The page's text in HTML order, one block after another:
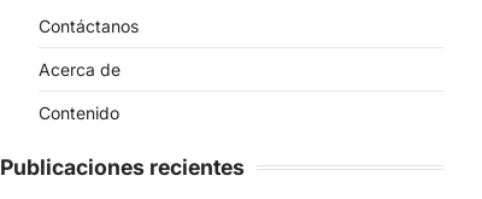
Contáctanos
Acerca de
Contenido
Publicaciones recientes